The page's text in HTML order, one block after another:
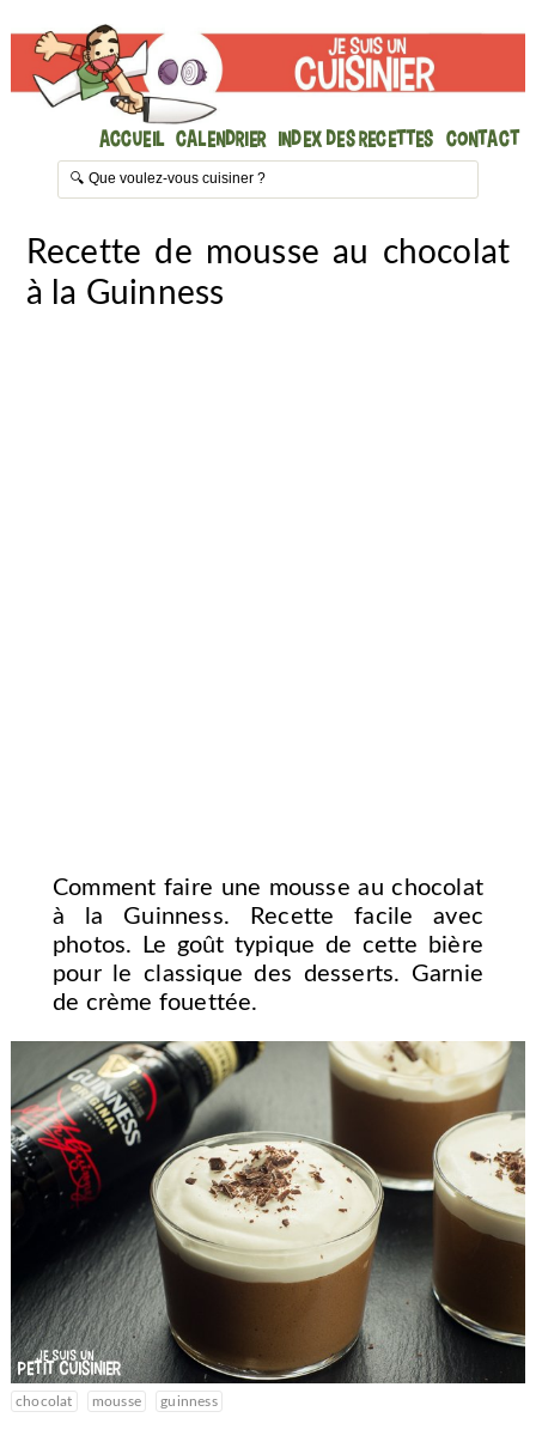
Accueil Calendrier Index des recettes Contact
Recette de mousse au chocolat
à la Guinness
Comment faire une mousse au chocolat
à la Guinness. Recette facile avec
photos. Le goût typique de cette bière
pour le classique des desserts. Garnie
de crème fouettée.
chocolat mousse guinness